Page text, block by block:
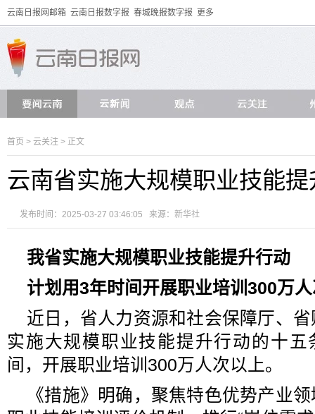
云南日报网邮箱 云南日报数字报 春城晚报数字报 更多
首页 > 云关注 > 正文
云南省实施大规模职业技能
发布时间：2025-03-27 03:46:05 来源： 新华社
我省实施大规模职业技能提升行动
计划用3年时间开展职业培训300万
近日，省人力资源和社会保障厅、
实施大规模职业技能提升行动的十
间，开展职业培训300万人次以上。
《措施》明确，聚焦特色优势产业